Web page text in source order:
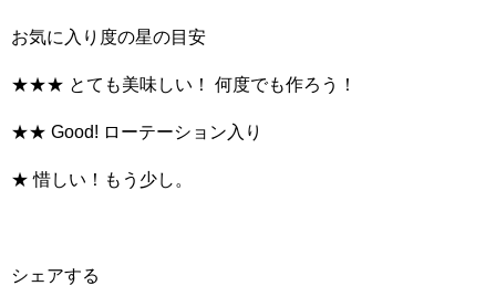
お気に入り度の星の目安
★★★ とても美味しい！ 何度でも作ろう！
★★ Good! ローテーション入り
★ 惜しい！もう少し。
シェアする